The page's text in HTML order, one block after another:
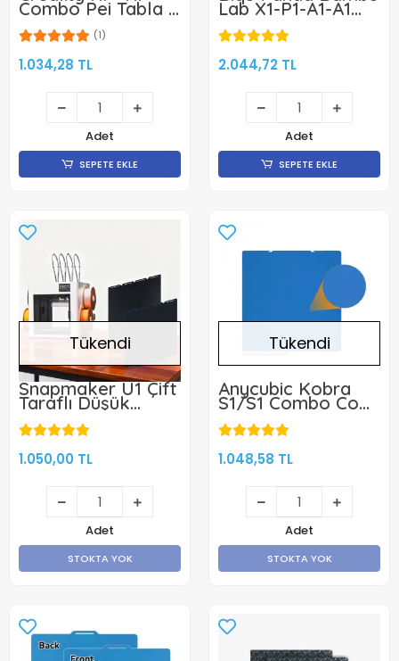
Combo Pei Tabla -
265x280mm - Çift
Taraflı (1)
1.034,28 TL
Adet
SEPETE EKLE
Lab X1-P1-A1-A1
Mini - Çift Taraflı
Manyetik Tabla -
2.044,72 TL
Adet
SEPETE EKLE
Tükendi
Snapmaker U1 Çift
Taraflı Düşük
Sıcaklık Soğuk
Baskı Yüzeyi-
1.050,00 TL
Adet
STOKTA YOK
Tükendi
Anycubic Kobra
S1/S1 Combo Cool
Plate Manyetik
Tabla -
Yüzlü -KLON
1.048,58 TL
Adet
STOKTA YOK